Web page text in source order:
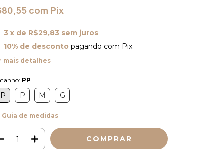
com Pix
3 x de R$29,83 sem juros
10% de desconto pagando com Pix
mais detalhes
PP
P M G
Guia de medidas